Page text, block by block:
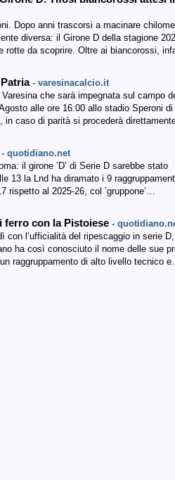
Dopo anni trascorsi a macinare
diversa: il Girone D della stagione
rotte da scoprire. Oltre ai biancorossi,
- varesinacalcio.it
che sarà impegnata sul campo
alle ore 16:00 allo stadio Speroni
in caso di parità si procederà
- quotidiano.net
il girone ’D’ di Serie D sarebbe stato
13 la Lnd ha diramato i 9
rispetto al 2025-26, col ’gruppone’…
ferro con la Pistoiese -
con l’ufficialità del ripescaggio in serie
ha così conosciuto il nome delle sue
raggruppamento di alto livello tecnico